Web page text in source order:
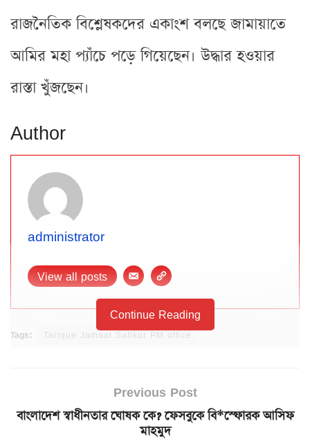
রাজনৈতিক বিশ্লেষকদের একাংশ বলছে জামায়াতে
আমির মহা প্যাঁচে পড়ে গিয়েছেন। উদ্ধার হওয়ার
রাস্তা খুঁজছেন।
Author
administrator
View all posts
Continue Reading
Tags: Tarique Jamaat Safikur PM office
Previous Post
বাংলাদেশ স্বাধীনতার ঘোষক কে? ফেসবুকে বি*স্ফোরক আসিফ
মাহমুদ